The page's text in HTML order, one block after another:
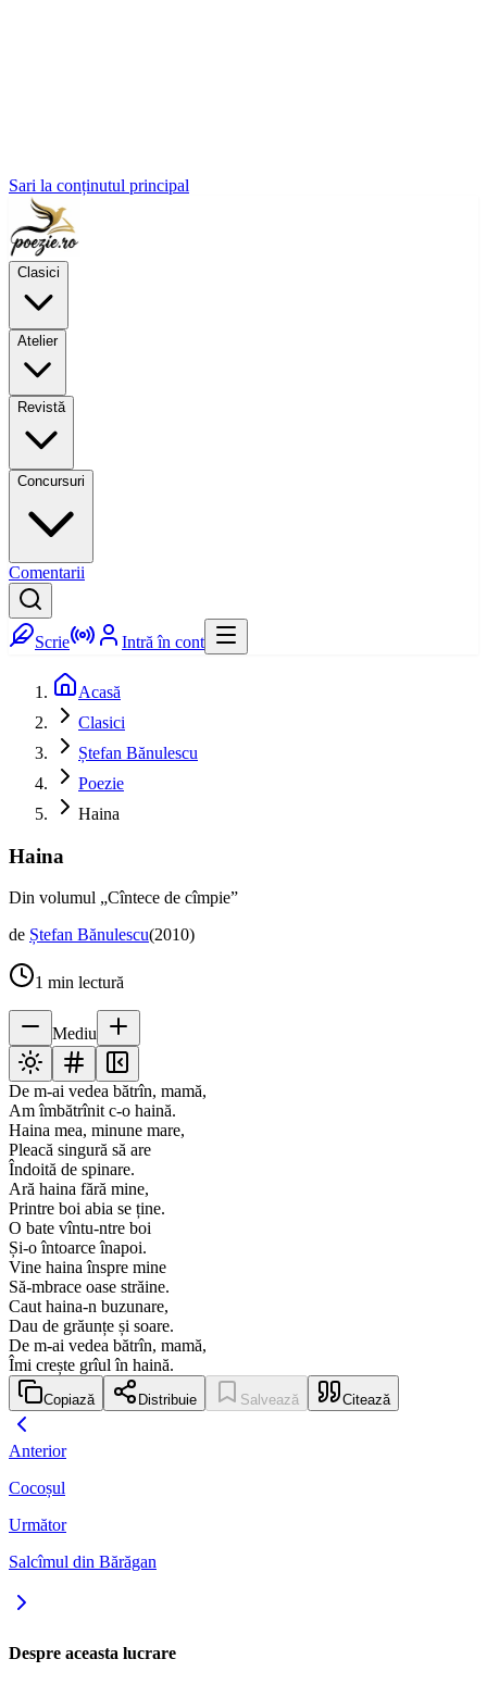
Sari la conținutul principal
Clasici
Atelier
Revistă
Concursuri
Comentarii
Scrie Intră în cont
Acasă
Clasici
Ștefan Bănulescu
Poezie
Haina
Haina
Din volumul „Cîntece de cîmpie”
de Ștefan Bănulescu(2010)
1 min lectură
Mediu
De m-ai vedea bătrîn, mamă,
Am îmbătrînit c-o haină.
Haina mea, minune mare,
Pleacă singură să are
Îndoită de spinare.
Ară haina fără mine,
Printre boi abia se ține.
O bate vîntu-ntre boi
Și-o întoarce înapoi.
Vine haina înspre mine
Să-mbrace oase străine.
Caut haina-n buzunare,
Dau de grăunțe și soare.
De m-ai vedea bătrîn, mamă,
Îmi crește grîul în haină.
Copiază Distribuie Salvează Citează
Anterior
Cocoșul
Următor
Salcîmul din Bărăgan
Despre aceasta lucrare